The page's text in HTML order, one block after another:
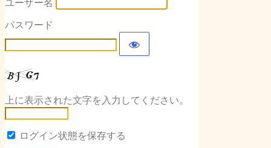
ユーザー名
パスワード
上に表示された文字を入力してください。
ログイン状態を保存する